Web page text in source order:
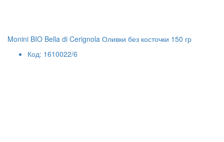
Monini BIO Bella di Cerignola Оливки без косточки 150 гр
Код: 1610022/6